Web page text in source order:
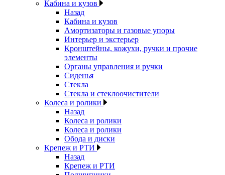
Кабина и кузов
Назад
Кабина и кузов
Амортизаторы и газовые упоры
Интерьер и экстерьер
Кронштейны, кожухи, ручки и прочие
элементы
Органы управления и ручки
Сиденья
Стекла
Стекла и стеклоочистители
Колеса и ролики
Назад
Колеса и ролики
Колеса и ролики
Обода и диски
Крепеж и РТИ
Назад
Крепеж и РТИ